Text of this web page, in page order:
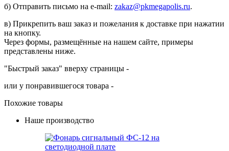
б) Отправить письмо на e-mail: zakaz@pkmegapolis.ru.
в) Прикрепить ваш заказ и пожелания к доставке при нажатии
на кнопку.
Через формы, размещённые на нашем сайте, примеры
представлены ниже.
"Быстрый заказ" вверху страницы -
или у понравившегося товара -
Похожие товары
Наше производство